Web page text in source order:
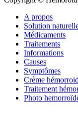
A propos
Solution
Médicaments
Traitements
Informations
Causes
Symptômes
Crème
Traitement
Photo